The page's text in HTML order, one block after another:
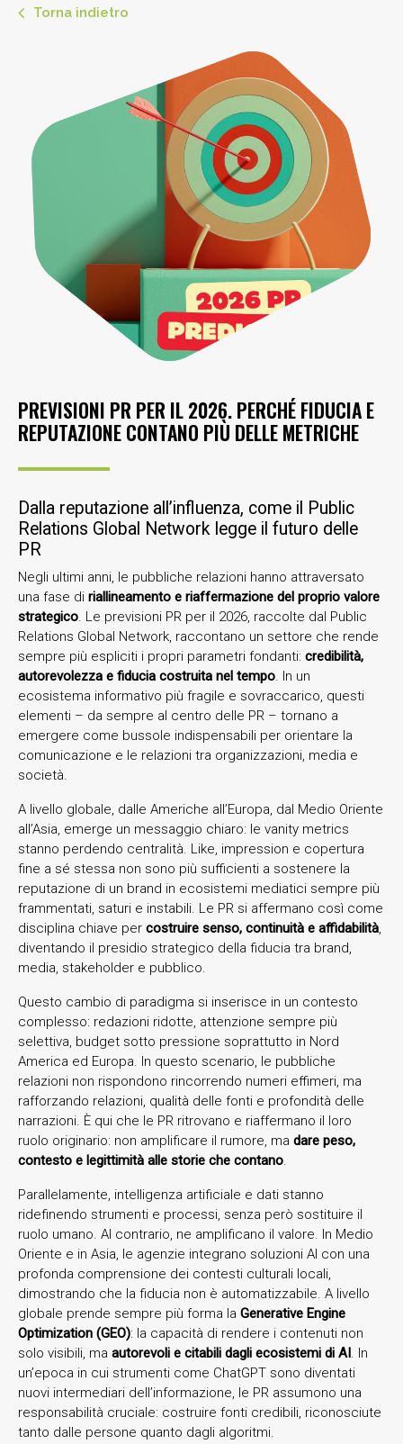
Torna indietro
PREVISIONI PR PER IL 2026. PERCHÉ FIDUCIA E
REPUTAZIONE CONTANO PIÙ DELLE METRICHE
Dalla reputazione all’influenza, come il Public
Relations Global Network legge il futuro delle
PR
Negli ultimi anni, le pubbliche relazioni hanno attraversato
una fase di riallineamento e riaffermazione del proprio valore
strategico. Le previsioni PR per il 2026, raccolte dal Public
Relations Global Network, raccontano un settore che rende
sempre più espliciti i propri parametri fondanti: credibilità,
autorevolezza e fiducia costruita nel tempo. In un
ecosistema informativo più fragile e sovraccarico, questi
elementi – da sempre al centro delle PR – tornano a
emergere come bussole indispensabili per orientare la
comunicazione e le relazioni tra organizzazioni, media e
società.
A livello globale, dalle Americhe all’Europa, dal Medio Oriente
all’Asia, emerge un messaggio chiaro: le vanity metrics
stanno perdendo centralità. Like, impression e copertura
fine a sé stessa non sono più sufficienti a sostenere la
reputazione di un brand in ecosistemi mediatici sempre più
frammentati, saturi e instabili. Le PR si affermano così come
disciplina chiave per costruire senso, continuità e affidabilità,
diventando il presidio strategico della fiducia tra brand,
media, stakeholder e pubblico.
Questo cambio di paradigma si inserisce in un contesto
complesso: redazioni ridotte, attenzione sempre più
selettiva, budget sotto pressione soprattutto in Nord
America ed Europa. In questo scenario, le pubbliche
relazioni non rispondono rincorrendo numeri effimeri, ma
rafforzando relazioni, qualità delle fonti e profondità delle
narrazioni. È qui che le PR ritrovano e riaffermano il loro
ruolo originario: non amplificare il rumore, ma dare peso,
contesto e legittimità alle storie che contano.
Parallelamente, intelligenza artificiale e dati stanno
ridefinendo strumenti e processi, senza però sostituire il
ruolo umano. Al contrario, ne amplificano il valore. In Medio
Oriente e in Asia, le agenzie integrano soluzioni AI con una
profonda comprensione dei contesti culturali locali,
dimostrando che la fiducia non è automatizzabile. A livello
globale prende sempre più forma la Generative Engine
Optimization (GEO): la capacità di rendere i contenuti non
solo visibili, ma autorevoli e citabili dagli ecosistemi di AI. In
un’epoca in cui strumenti come ChatGPT sono diventati
nuovi intermediari dell’informazione, le PR assumono una
responsabilità cruciale: costruire fonti credibili, riconosciute
tanto dalle persone quanto dagli algoritmi.